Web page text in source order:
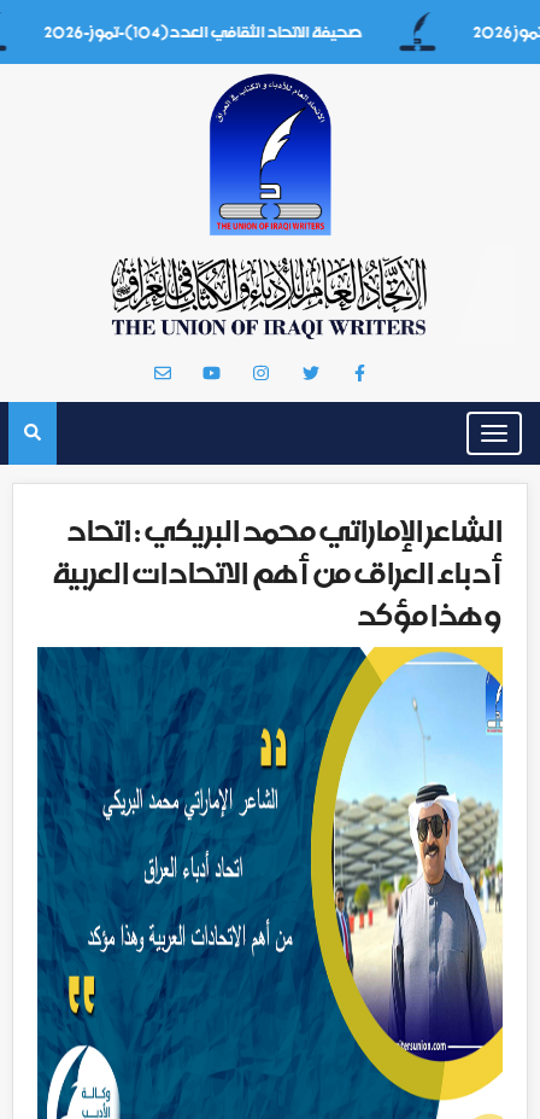
صحيفة الاتحاد الثقافي العدد(104)-تموز-2026
Toggle
navigation
الشاعر الإماراتي محمد البريكي : اتحاد
أدباء العراق من أهم الاتحادات العربية
وهذا مؤكد